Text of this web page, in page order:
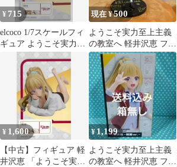
¥ 715
elcoco 1/7スケールフィ
ギュア ようこそ実力至
現在 ¥500
ようこそ実力至上主義
の教室へ 軽井沢恵 フィ
ギュア
¥ 1,600
【中古】フィギュア 軽
井沢恵 「ようこそ実力
¥1,199
ようこそ実力至上主義
の教室へ 軽井沢恵 フィ